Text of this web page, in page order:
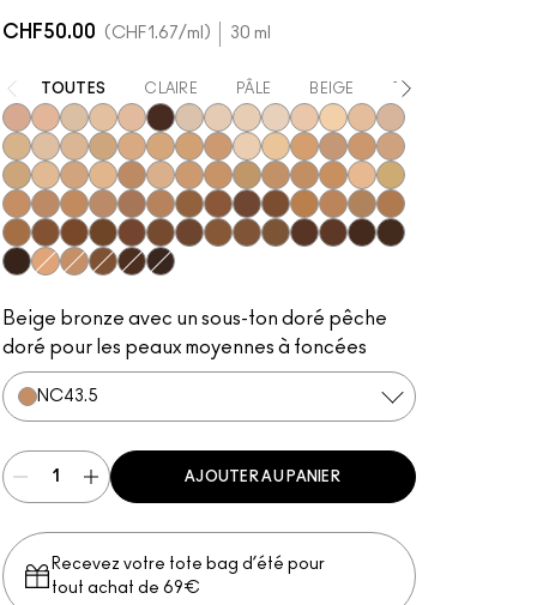
CHF50.00 CHF1.67/ml 30 ml
TOUTES CLAIRE PÂLE BEIGE TRÈS FONCÉE
N12N11NC5N10N18NW63
NC10NW5NW10NC12N4 NC13NW13N4.5
NC15N4.75NC16NC17NC18NW15NC20NW18C4C40NC25NW20
NW22NC27
NC30
N5 N6 C3.5NW25
N6.5NC35NC37NC38NC40NC41NC42C4.5C45
NC43.5
NC44NC44.5
NW30NW33NW35NW40NW43NW44NW45
C8NC45NC45.5
NC46
NC47NC50NW46NW47NW48
NW50NW53
Beige bronze avec un sous-ton doré pêche
doré pour les peaux moyennes à foncées
NC43.5
AJOUTER AU PANIER
Recevez votre tote bag d’été pour
tout achat de 69€